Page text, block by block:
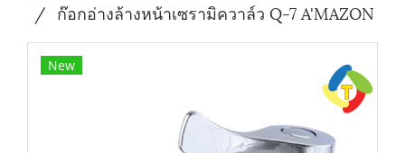
ก๊อกอ่างล้างหน้าเซรามิควาล์ว Q-7 A'MAZON
New